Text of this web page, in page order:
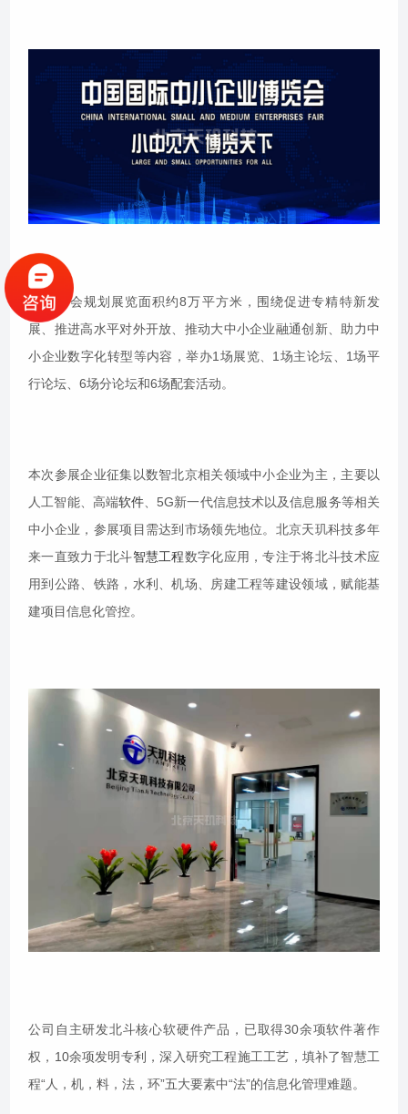
本次展会规划展览面积约8万平方米，围绕促进专精特新发
展、推进高水平对外开放、推动大中小企业融通创新、助力中
小企业数字化转型等内容，举办1场展览、1场主论坛、1场平
行论坛、6场分论坛和6场配套活动。
本次参展企业征集以数智北京相关领域中小企业为主，主要以
人工智能、高端软件 、5G新一代信息技术以及信息服务等相关
中小企业，参展项目需达到市场领先地位。北京天玑科技多年
来一直致力于北斗智慧工程数字化应用，专注于将北斗技术应
用到公路、铁路，水利、机场、房建工程等建设领域，赋能基
建项目信息化管控。
公司自主研发北斗核心软硬件产品，已取得30余项软件著作
权，10余项发明专利，深入研究工程施工工艺，填补了智慧工
程“人，机，料，法，环”五大要素中“法”的信息化管理难题。